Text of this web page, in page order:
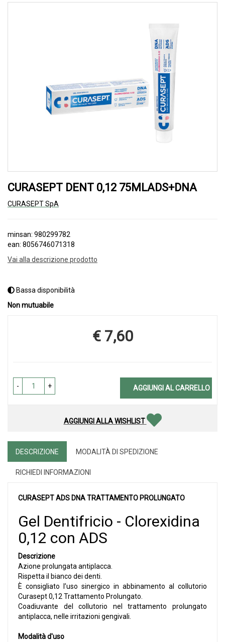
CURASEPT DENT 0,12 75MLADS+DNA
CURASEPT SpA
minsan: 980299782
ean: 8056746071318
Vai alla descrizione prodotto
Bassa disponibilità
Non mutuabile
Prezzo
€ 7,60
- + AGGIUNGI AL CARRELLO
AGGIUNGI ALLA WISHLIST
DESCRIZIONE MODALITÀ DI SPEDIZIONE
RICHIEDI INFORMAZIONI
CURASEPT ADS DNA TRATTAMENTO PROLUNGATO
Gel Dentifricio - Clorexidina
0,12 con ADS
Descrizione
Azione prolungata antiplacca.
Rispetta il bianco dei denti.
È consigliato l’uso sinergico in abbinamento al collutorio
Curasept 0,12 Trattamento Prolungato.
Coadiuvante del collutorio nel trattamento prolungato
antiplacca, nelle irritazioni gengivali.
Modalità d'uso